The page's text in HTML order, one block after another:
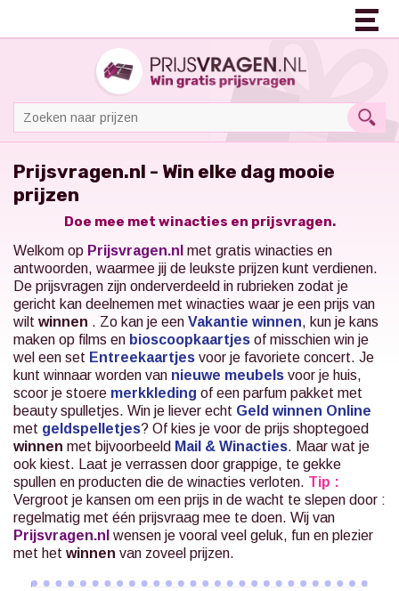
Prijsvragen.nl - Win elke dag mooie
prijzen
Doe mee met winacties en prijsvragen.
Welkom op Prijsvragen.nl met gratis winacties en
antwoorden, waarmee jij de leukste prijzen kunt verdienen.
De prijsvragen zijn onderverdeeld in rubrieken zodat je
gericht kan deelnemen met winacties waar je een prijs van
wilt winnen . Zo kan je een Vakantie winnen, kun je kans
maken op films en bioscoopkaartjes of misschien win je
wel een set Entreekaartjes voor je favoriete concert. Je
kunt winnaar worden van nieuwe meubels voor je huis,
scoor je stoere merkkleding of een parfum pakket met
beauty spulletjes. Win je liever echt Geld winnen Online
met geldspelletjes? Of kies je voor de prijs shoptegoed
winnen met bijvoorbeeld Mail & Winacties. Maar wat je
ook kiest. Laat je verrassen door grappige, te gekke
spullen en producten die de winacties verloten. Tip :
Vergroot je kansen om een prijs in de wacht te slepen door :
regelmatig met één prijsvraag mee te doen. Wij van
Prijsvragen.nl wensen je vooral veel geluk, fun en plezier
met het winnen van zoveel prijzen.